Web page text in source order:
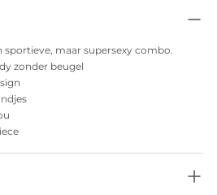
sportieve, maar supersexy combo.
zonder beugel